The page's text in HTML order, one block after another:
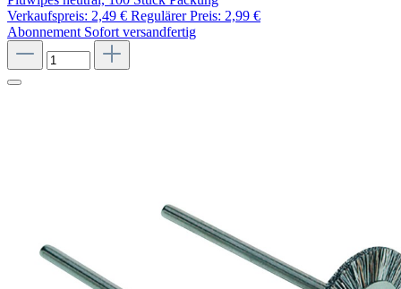
Verkaufspreis: 2,49 € Regulärer Preis: 2,99 €
Abonnement Sofort versandfertig